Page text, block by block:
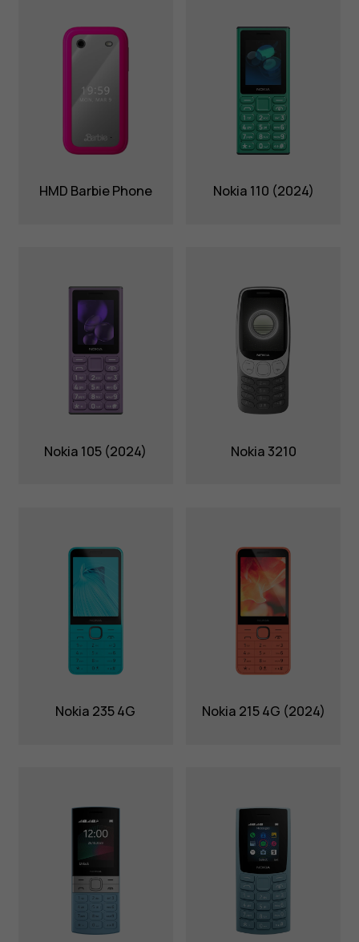
HMD Barbie Phone Nokia 110 (2024)
Nokia 105 (2024) Nokia 3210
Nokia 235 4G Nokia 215 4G (2024)